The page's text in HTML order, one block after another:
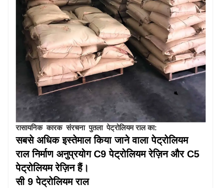
रासायनिक कारक संरचना पुतला पेट्रोलियम राल का:
सबसे अधिक इस्तेमाल किया जाने वाला पेट्रोलियम
रालनिर्माण अनुप्रयोग C9 पेट्रोलियम रेज़िन और C5
पेट्रोलियम रेज़िन हैं।
सी 9 पेट्रोलियम राल